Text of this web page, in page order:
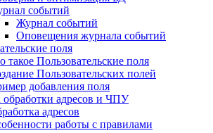
событий
Журнал событий
Оповещения журнала событий
поля
такое Пользовательские поля
Пользовательских полей
добавления поля
обработки адресов и ЧПУ
адресов
работы с правилами